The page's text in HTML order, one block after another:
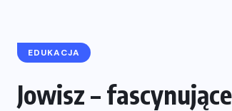
EDUKACJA
Jowisz –